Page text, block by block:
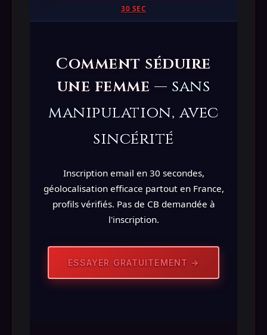
30 SEC
Comment séduire
une femme — sans
manipulation, avec
sincérité
Inscription email en 30 secondes,
géolocalisation efficace partout en France,
profils vérifiés. Pas de CB demandée à
l'inscription.
ESSAYER GRATUITEMENT →